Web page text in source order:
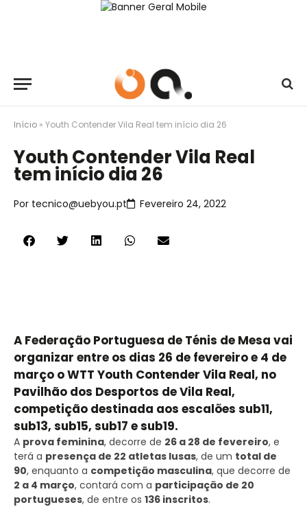
Início » Youth Contender Vila Real tem início dia 26
Youth Contender Vila Real
tem início dia 26
Por tecnico@uebyou.pt Fevereiro 24, 2022
A Federação Portuguesa de Ténis de Mesa vai
organizar entre os dias 26 de fevereiro e 4 de
março o WTT Youth Contender Vila Real, no
Pavilhão dos Desportos de Vila Real,
competição destinada aos escalões sub11,
sub13, sub15, sub17 e sub19.
A prova feminina, decorre de 26 a 28 de fevereiro, e
terá a presença de 22 atletas lusas, de um total de
90, enquanto a competição masculina, que decorre de
2 a 4 março, contará com a participação de 20
portugueses, de entre os 136 inscritos.